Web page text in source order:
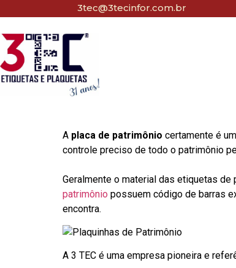
3tec@3tecinfor.com.br
A placa de patrimônio certamente é
controle preciso de todo o patrimônio
Geralmente o material das etiquetas
patrimônio possuem código de barras
encontra.
A 3 TEC é uma empresa pioneira e